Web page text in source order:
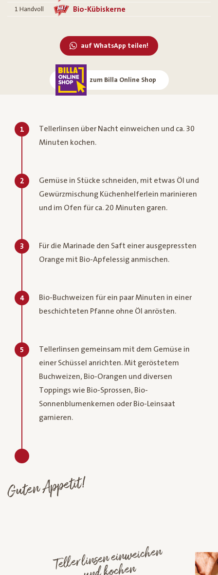
1 Handvoll Bio-Kübiskerne
auf WhatsApp teilen!
zum Billa Online Shop
1
Tellerlinsen über Nacht einweichen und ca. 30
Minuten kochen.
2
Gemüse in Stücke schneiden, mit etwas Öl und
Gewürzmischung Küchenhelferlein marinieren
und im Ofen für ca. 20 Minuten garen.
3
Für die Marinade den Saft einer ausgepressten
Orange mit Bio-Apfelessig anmischen.
4
Bio-Buchweizen für ein paar Minuten in einer
beschichteten Pfanne ohne Öl anrösten.
5
Tellerlinsen gemeinsam mit dem Gemüse in
einer Schüssel anrichten. Mit geröstetem
Buchweizen, Bio-Orangen und diversen
Toppings wie Bio-Sprossen, Bio-
Sonnenblumenkernen oder Bio-Leinsaat
garnieren.
Guten Appetit!
Tellerlinsen einweichen